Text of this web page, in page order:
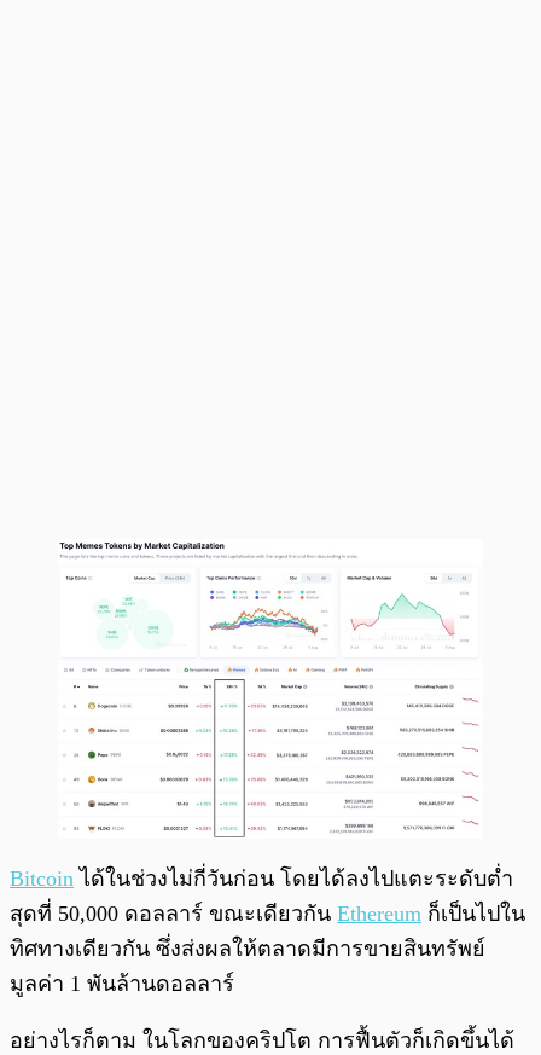
Bitcoin ได้ในช่วงไม่กี่วันก่อน โดยได้ลงไปแตะระดับต่ำ
สุดที่ 50,000 ดอลลาร์ ขณะเดียวกัน Ethereum ก็เป็นไปใน
ทิศทางเดียวกัน ซึ่งส่งผลให้ตลาดมีการขายสินทรัพย์
มูลค่า 1 พันล้านดอลลาร์
อย่างไรก็ตาม ในโลกของคริปโต การฟื้นตัวก็เกิดขึ้นได้